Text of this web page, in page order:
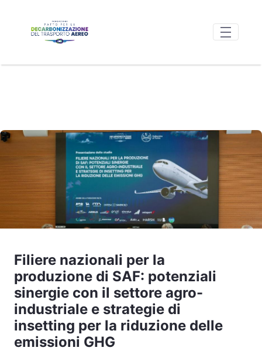
Filiere nazionali per la
produzione di SAF: potenziali
sinergie con il settore agro-
industriale e strategie di
insetting per la riduzione delle
emissioni GHG